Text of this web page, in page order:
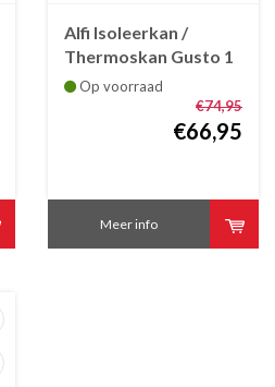
Alfi Isoleerkan /
Thermoskan Gusto 1
L cocowit
Op voorraad
€74,95
€66,95
Meer info